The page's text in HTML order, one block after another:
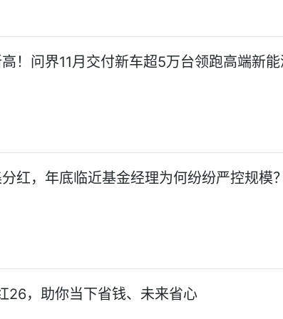
！问界11月交付新车超5万台领跑高端新
红，年底临近基金经理为何纷纷严控规模
26，助你当下省钱、未来省心